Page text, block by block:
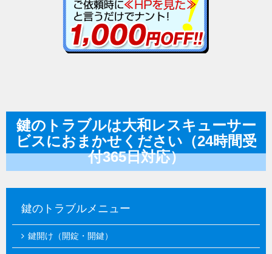
鍵のトラブルは大和レスキューサー
ビスにおまかせください（24時間受
付365日対応）
鍵のトラブルメニュー
鍵開け（開錠・開鍵）